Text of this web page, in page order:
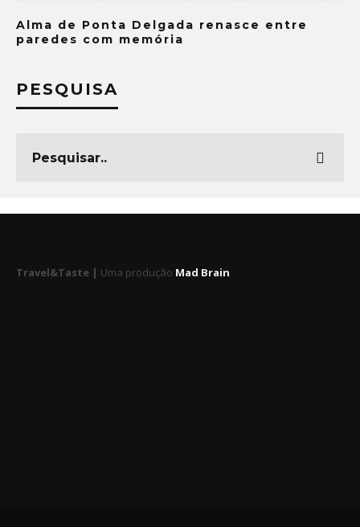
Alma de Ponta Delgada renasce entre
paredes com memória
PESQUISA
Travel&Taste | Uma produção Mad Brain